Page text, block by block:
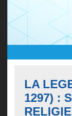
LA
1297) :